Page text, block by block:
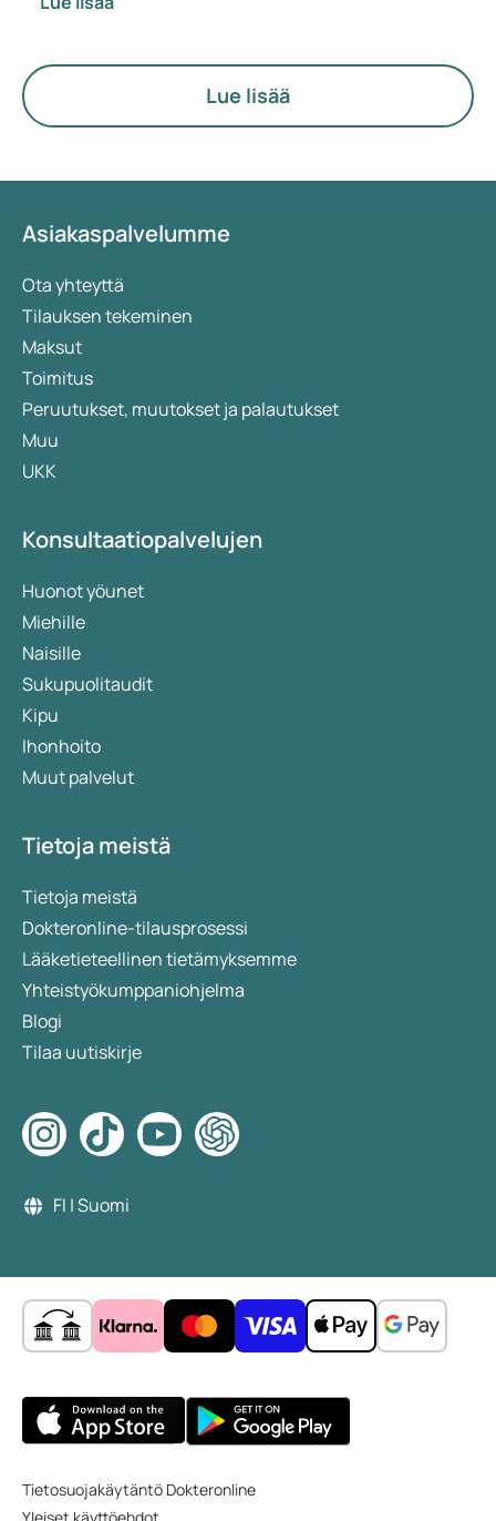
Lääketieteellisesti mikään ei muutu heti. Uusi
aineenvaihduntaa ja munasarjojen toimintaa.
Lue lisää
Asiakaspalvelumme
Ota yhteyttä
Tilauksen tekeminen
Maksut
Toimitus
Peruutukset, muutokset ja palautukset
Muu
UKK
Konsultaatiopalvelujen
Huonot yöunet
Miehille
Naisille
Sukupuolitaudit
Kipu
Ihonhoito
Muut palvelut
Tietoja meistä
Tietoja meistä
Dokteronline-tilausprosessi
Lääketieteellinen tietämyksemme
Yhteistyökumppaniohjelma
Blogi
Tilaa uutiskirje
FI | Suomi
Tietosuojakäytäntö Dokteronline